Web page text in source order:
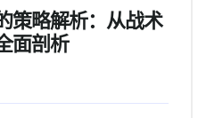
策略解析：从战术
面剖析